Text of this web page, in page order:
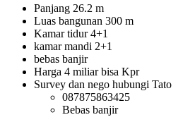
Panjang 26.2 m
Luas bangunan 300 m
Kamar tidur 4+1
kamar mandi 2+1
bebas banjir
Harga 4 miliar bisa Kpr
Survey dan nego hubungi Tato
087875863425
Bebas banjir